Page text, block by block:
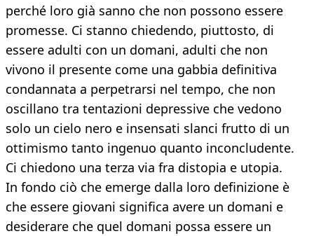
perché loro già sanno che non possono essere
promesse. Ci stanno chiedendo, piuttosto, di
essere adulti con un domani, adulti che non
vivono il presente come una gabbia definitiva
condannata a perpetrarsi nel tempo, che non
oscillano tra tentazioni depressive che vedono
solo un cielo nero e insensati slanci frutto di un
ottimismo tanto ingenuo quanto inconcludente.
Ci chiedono una terza via fra distopia e utopia.
In fondo ciò che emerge dalla loro definizione è
che essere giovani significa avere un domani e
desiderare che quel domani possa essere un